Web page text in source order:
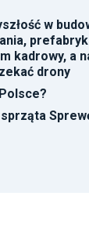
w
kadrowy, a
drony